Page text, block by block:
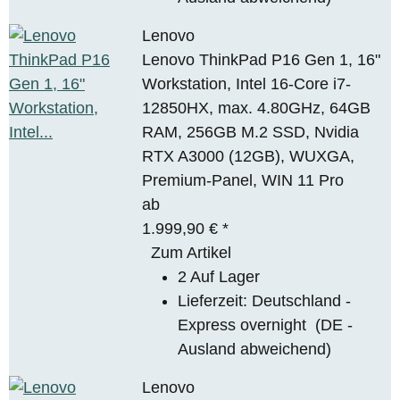
Lenovo
Lenovo ThinkPad P16 Gen 1, 16"
Workstation, Intel 16-Core i7-
12850HX, max. 4.80GHz, 64GB
RAM, 256GB M.2 SSD, Nvidia
RTX A3000 (12GB), WUXGA,
Premium-Panel, WIN 11 Pro
ab
1.999,90 €*
Zum Artikel
2 Auf Lager
Lieferzeit: Deutschland -
Express overnight (DE -
Ausland abweichend)
Lenovo